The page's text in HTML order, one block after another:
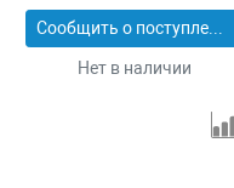
Сообщить о поступлении
Нет в наличии